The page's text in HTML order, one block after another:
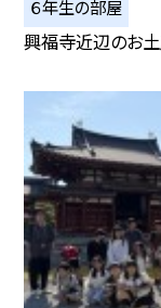
６年生の部屋
興福寺近辺のお土